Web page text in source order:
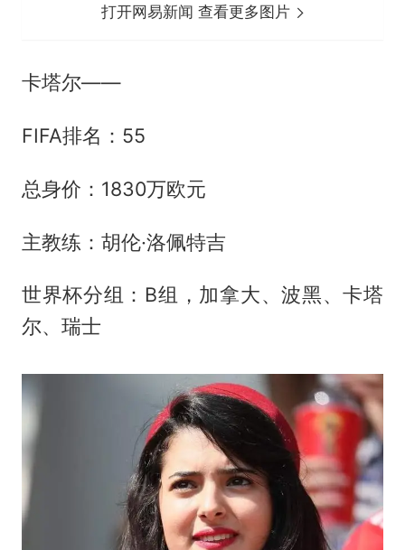
打开网易新闻 查看更多图片
卡塔尔——
FIFA排名：55
总身价：1830万欧元
主教练：胡伦·洛佩特吉
世界杯分组：B组，加拿大、波黑、卡塔
尔、瑞士